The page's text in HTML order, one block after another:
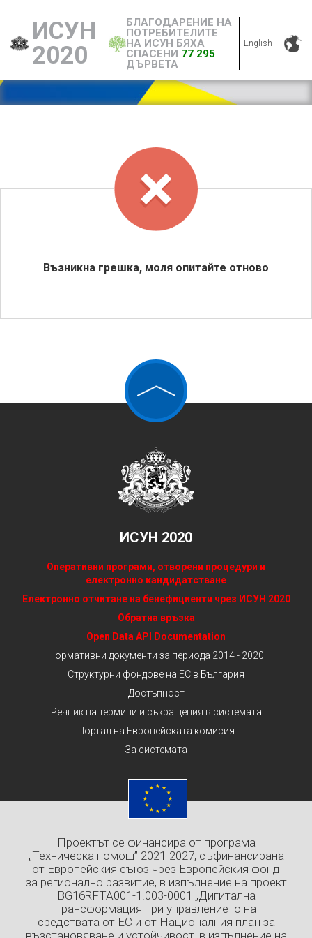
ИСУН
2020
БЛАГОДАРЕНИЕ НА
ПОТРЕБИТЕЛИТЕ
НА ИСУН БЯХА
СПАСЕНИ 77 295
ДЪРВЕТА
English
Възникна грешка, моля опитайте отново
ИСУН 2020
Оперативни програми, отворени процедури и
електронно кандидатстване
Електронно отчитане на бенефициенти чрез ИСУН 2020
Обратна връзка
Open Data API Documentation
Нормативни документи за периода 2014 - 2020
Структурни фондове на ЕС в България
Достъпност
Речник на термини и съкращения в системата
Портал на Европейската комисия
За системата
Проектът се финансира от програма
„Техническа помощ” 2021-2027, съфинансирана
от Европейския съюз чрез Европейския фонд
за регионално развитие, в изпълнение на проект
BG16RFTA001-1.003-0001 „Дигитална
трансформация при управлението на
средствата от ЕС и от Националния план за
възстановяване и устойчивост, в изпълнение на